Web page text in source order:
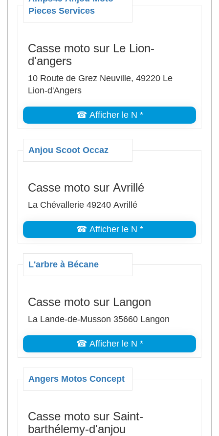
Pieces Services
Casse moto sur Le Lion-
d'angers
10 Route de Grez Neuville, 49220 Le
Lion-d'Angers
☎ Afficher le N *
Anjou Scoot Occaz
Casse moto sur Avrillé
La Chévallerie 49240 Avrillé
☎ Afficher le N *
L'arbre à Bécane
Casse moto sur Langon
La Lande-de-Musson 35660 Langon
☎ Afficher le N *
Angers Motos Concept
Casse moto sur Saint-
barthélemy-d'anjou